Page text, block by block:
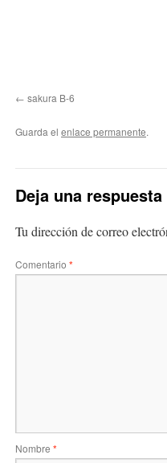
sakura B-6
Guarda el enlace permanente.
Deja una respuesta
Tu dirección de correo
Comentario *
Nombre *